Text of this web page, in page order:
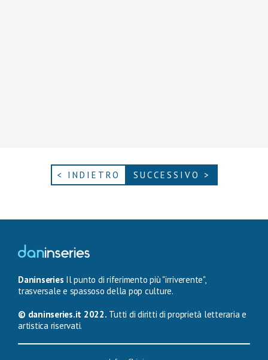
< INDIETRO SUCCESSIVO >
Daninseries Il punto di riferimento più "irriverente",
trasversale e spassoso della pop culture.
© daninseries.it 2022. Tutti di diritti di proprietà letteraria e
artistica riservati.